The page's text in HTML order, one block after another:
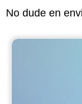
No dude en